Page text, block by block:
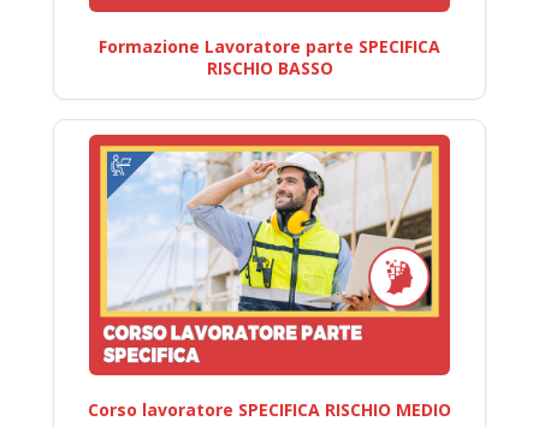
Formazione Lavoratore parte SPECIFICA
RISCHIO BASSO
Corso lavoratore SPECIFICA RISCHIO MEDIO